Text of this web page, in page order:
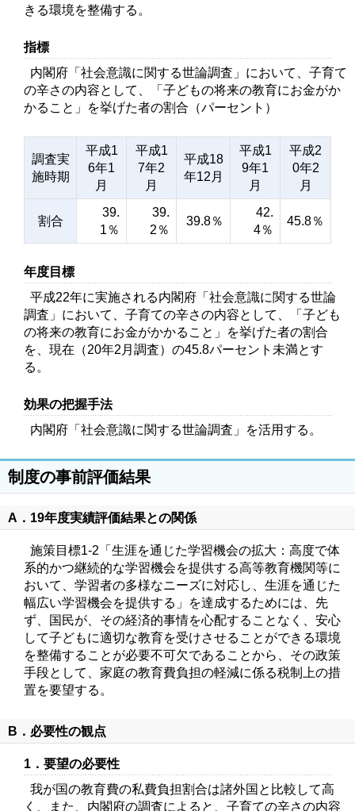
きる環境を整備する。
指標
内閣府「社会意識に関する世論調査」において、子育て
の辛さの内容として、「子どもの将来の教育にお金がか
かること」を挙げた者の割合（パーセント）
調査実
施時期
平成1
6年1
月
平成1
7年2
月
平成18
年12月
平成1
9年1
月
平成2
0年2
月
割合
39.
1％
39.
2％
39.8％
42.
4％
45.8％
年度目標
平成22年に実施される内閣府「社会意識に関する世論
調査」において、子育ての辛さの内容として、「子ども
の将来の教育にお金がかかること」を挙げた者の割合
を、現在（20年2月調査）の45.8パーセント未満とす
る。
効果の把握手法
内閣府「社会意識に関する世論調査」を活用する。
制度の事前評価結果
A．19年度実績評価結果との関係
施策目標1‐2「生涯を通じた学習機会の拡大：高度で体
系的かつ継続的な学習機会を提供する高等教育機関等に
おいて、学習者の多様なニーズに対応し、生涯を通じた
幅広い学習機会を提供する」を達成するためには、先
ず、国民が、その経済的事情を心配することなく、安心
して子どもに適切な教育を受けさせることができる環境
を整備することが必要不可欠であることから、その政策
手段として、家庭の教育費負担の軽減に係る税制上の措
置を要望する。
B．必要性の観点
1．要望の必要性
我が国の教育費の私費負担割合は諸外国と比較して高
く、また、内閣府の調査によると、子育ての辛さの内容